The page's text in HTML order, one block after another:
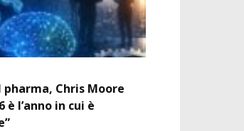
Chris Moore
è l’anno in cui è